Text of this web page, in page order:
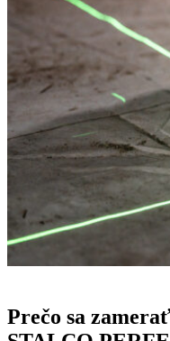
Prečo sa